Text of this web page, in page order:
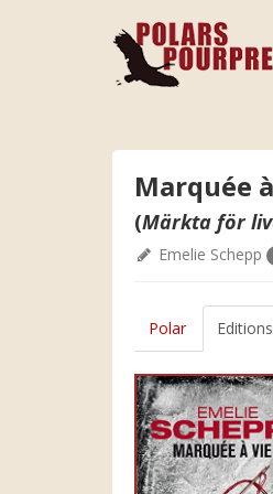
Marquée
(Märkta för
Emelie Schepp
Polar Editions